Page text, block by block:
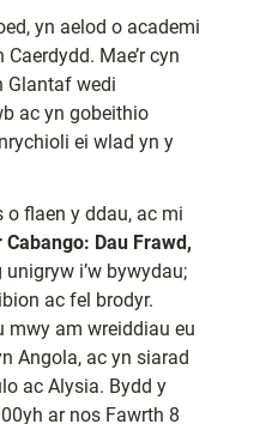
yn aelod o academi
Mae’r cyn
Glantaf wedi
ac yn gobeithio
ei wlad yn y
flaen y ddau, ac mi
Cabango: Dau Frawd,
i’w bywydau;
ac fel brodyr.
mwy am wreiddiau eu
Angola, ac yn siarad
ac Alysia. Bydd y
ar nos Fawrth 8